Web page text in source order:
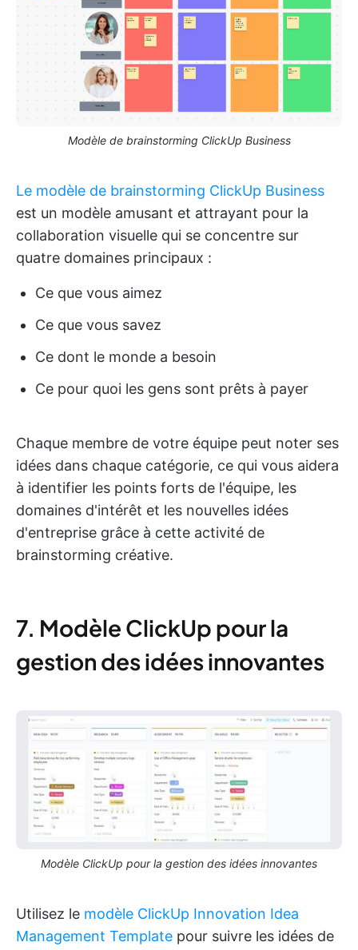
Modèle de brainstorming ClickUp Business
Le modèle de brainstorming ClickUp Business
est un modèle amusant et attrayant pour la
collaboration visuelle qui se concentre sur
quatre domaines principaux :
Ce que vous aimez
Ce que vous savez
Ce dont le monde a besoin
Ce pour quoi les gens sont prêts à payer
Chaque membre de votre équipe peut noter ses
idées dans chaque catégorie, ce qui vous aidera
à identifier les points forts de l'équipe, les
domaines d'intérêt et les nouvelles idées
d'entreprise grâce à cette activité de
brainstorming créative.
7. Modèle ClickUp pour la
gestion des idées innovantes
Modèle ClickUp pour la gestion des idées innovantes
Utilisez le modèle ClickUp Innovation Idea
Management Template pour suivre les idées de